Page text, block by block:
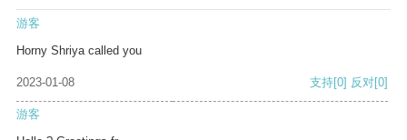
游客
Horny Shriya called you
2023-01-08 支持[0] 反对[0]
游客